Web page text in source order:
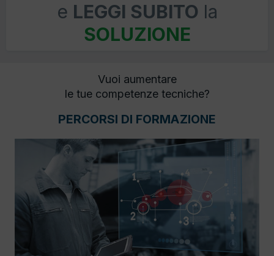
e LEGGI SUBITO la
SOLUZIONE
Vuoi aumentare
le tue competenze tecniche?
PERCORSI DI FORMAZIONE